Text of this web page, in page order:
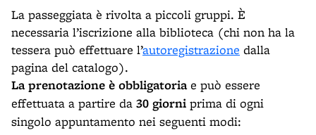
La passeggiata è rivolta a piccoli gruppi. È
necessaria l’iscrizione alla biblioteca (chi non ha la
tessera può effettuare l’autoregistrazione dalla
pagina del catalogo).
La prenotazione è obbligatoriae può essere
effettuata a partire da 30 giorni prima di ogni
singolo appuntamento nei seguenti modi: